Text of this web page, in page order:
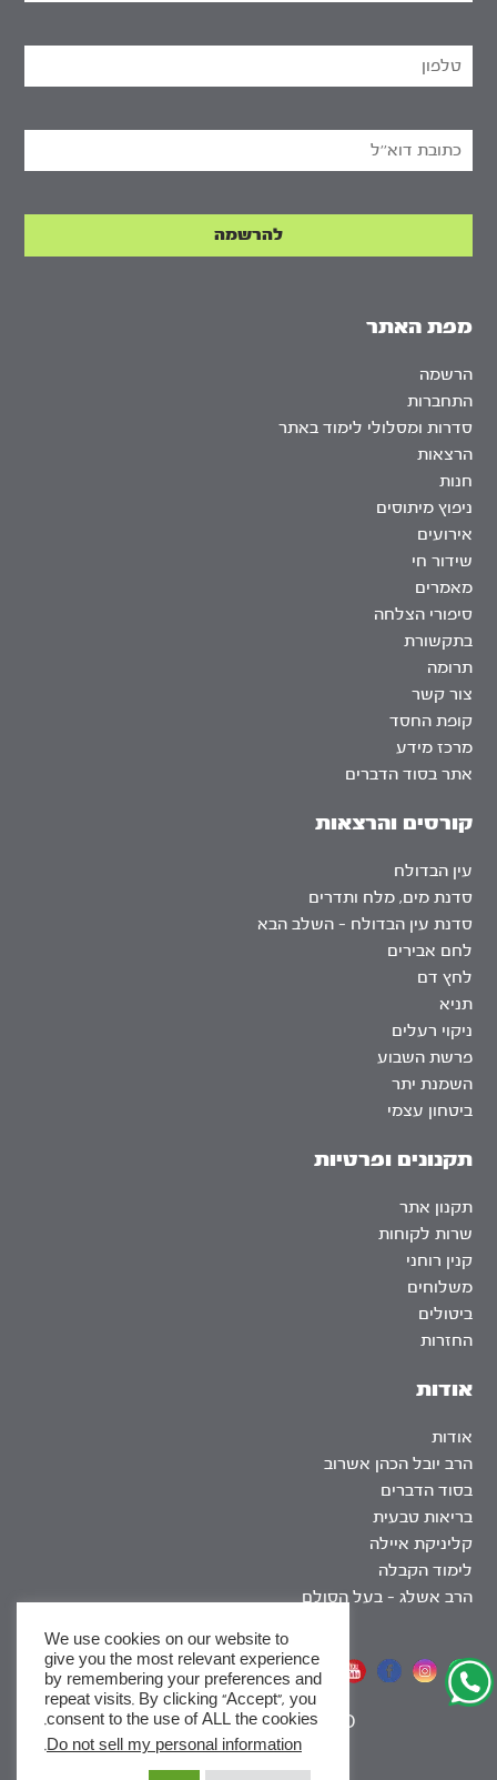
אודות
אודות
הרב יובל הכהן אשרוב
בסוד הדברים
בריאות טבעית
קליניקת איילה
לימוד הקבלה
הרב אשלג – בעל הסולם
מפת האתר
הרשמה
התחברות
סדרות ומסלולי לימוד באתר
הרצאות
חנות
ניפוץ מיתוסים
אירועים
שידור חי
מאמרים
סיפורי הצלחה
בתקשורת
תרומה
צור קשר
קופת החסד
מרכז מידע
אתר בסוד הדברים
קורסים והרצאות
עין הבדולח
סדנת מים, מלח ותדרים
סדנת עין הבדולח – השלב הבא
לחם אבירים
לחץ דם
תניא
ניקוי רעלים
פרשת השבוע
השמנת יתר
ביטחון עצמי
תקנונים ופרטיות
תקנון אתר
שרות לקוחות
קנין רוחני
משלוחים
ביטולים
החזרות
אתר שומר שבת
SEO
|
We use cookies on our website to
give you the most relevant experience
by remembering your preferences and
repeat visits. By clicking “Accept”, you
consent to the use of ALL the cookies.
Do not sell my personal information
.
x